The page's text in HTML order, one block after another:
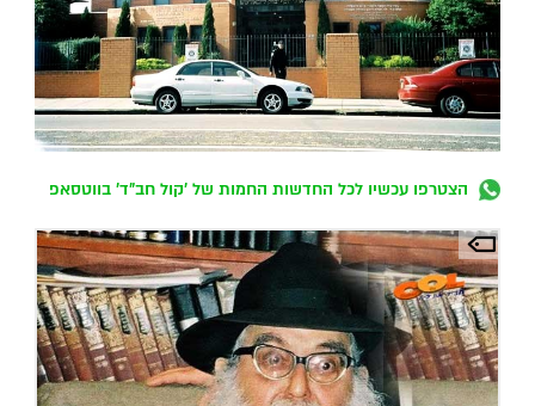
הצטרפו עכשיו לכל החדשות החמות של 'קול חב"ד' בווטסאפ